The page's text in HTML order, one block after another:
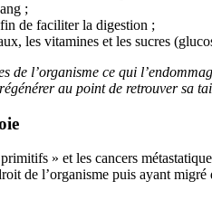
;
de faciliter la digestion ;
les vitamines et les sucres
de l’organisme ce qui
au point de retrouver sa
» et les cancers
de l’organisme puis ayant migré